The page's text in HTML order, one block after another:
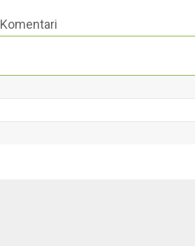
Komentari